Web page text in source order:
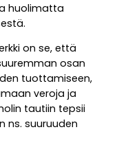
huolimatta
on se, että
osan
tuottamiseen,
veroja ja
tautiin tepsii
ns. suuruuden